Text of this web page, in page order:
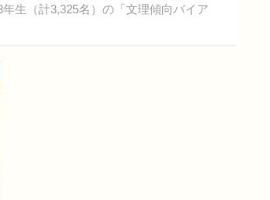
生（計3,325名）の「文理傾向バイア